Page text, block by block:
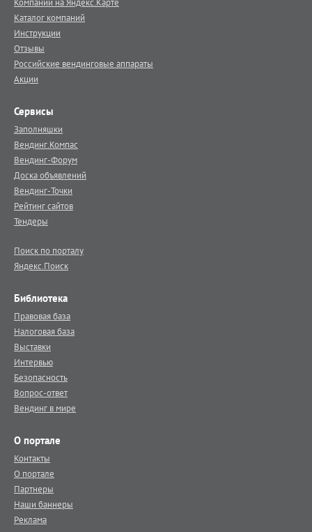
Каталог компаний
Инструкции
Отзывы
Российские вендинговые аппараты
Акции
Сервисы
Заполняшки
Вендинг.Компас
Вендинг-Форум
Доска объявлений
Вендинг-Точки
Рейтинг сайтов
Тендеры
Поиск по порталу
Яндекс.Поиск
Библиотека
Правовая база
Налоговая база
Выставки
Интервью
Безопасность
Вопрос-ответ
Вендинг в мире
О портале
Контакты
О портале
Партнеры
Наши баннеры
Реклама